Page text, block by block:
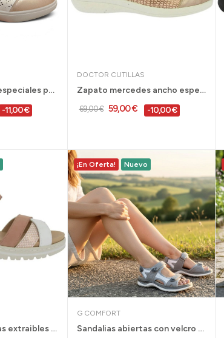
Zapatos anchos especiales para juanetes G...
-11,00 €
DOCTOR CUTILLAS
Zapato mercedes ancho especial Doctor Cutillas...
69,00 € 59,00 € -10,00 €
Sandalias plantillas extraibles Doctor Cutillas...
¡En Oferta! Nuevo
G COMFORT
Sandalias abiertas con velcro G Comfort...